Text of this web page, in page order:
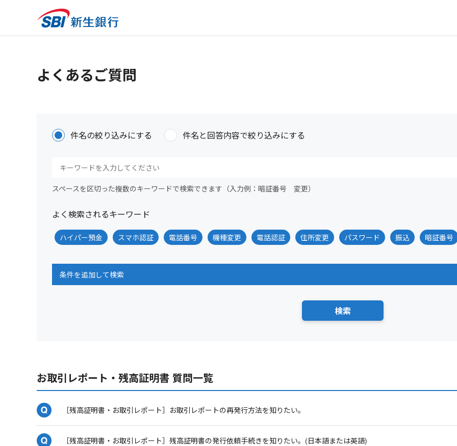
よくあるご質問
件名の絞り込みにする 件名と回答内容で絞り込みにする
スペースを区切った複数のキーワードで検索できます（入力例：暗証番号 変更）
よく検索されるキーワード
ハイパー預金 スマホ認証 電話番号 機種変更 電話認証 住所変更 パスワード 振込 暗証番号
条件を追加して検索
お取引レポート・残高証明書 質問一覧
［残高証明書・お取引レポート］お取引レポートの再発行方法を知りたい。
［残高証明書・お取引レポート］残高証明書の発行依頼手続きを知りたい。(日本語または英語)